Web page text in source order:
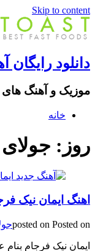
Skip to content
دانلود رایگان
موزیک و آهنگ های
خانه
روز: جولای 26, 2017
اهنگ ایمان نیک
posted on Posted on جولای